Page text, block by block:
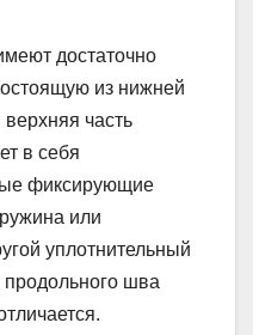
достаточно
из нижней
часть
в себя
фиксирующие
или
уплотнительный
шва